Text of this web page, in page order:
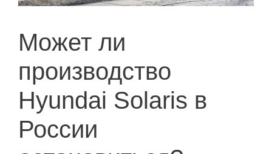
Может ли
производство
Hyundai Solaris в
России